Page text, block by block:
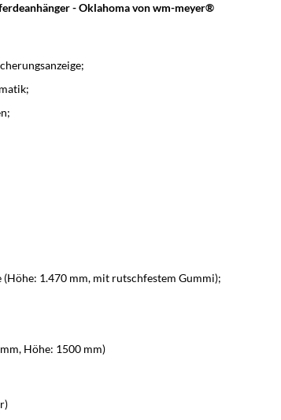
- Oklahoma von wm-meyer®
1.470 mm, mit rutschfestem Gummi);
Höhe: 1500 mm)